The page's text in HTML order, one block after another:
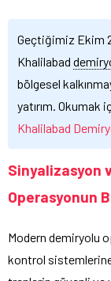
Geçtiğimiz Ekim
Khalilabad
bölgesel
yatırım. Okumak
Khalilabad
Sinyalizasyon
Operasyonun
Modern demiryolu
kontrol